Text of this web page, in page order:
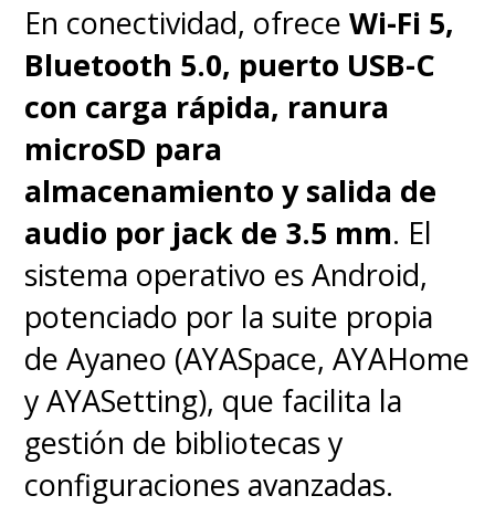
En conectividad, ofreceWi-Fi 5,
Bluetooth 5.0, puerto USB-C
con carga rápida, ranura
microSD para
almacenamiento y salida de
audio por jack de 3.5 mm. El
sistema operativo es Android,
potenciado por la suite propia
de Ayaneo (AYASpace, AYAHome
y AYASetting), que facilita la
gestión de bibliotecas y
configuraciones avanzadas.